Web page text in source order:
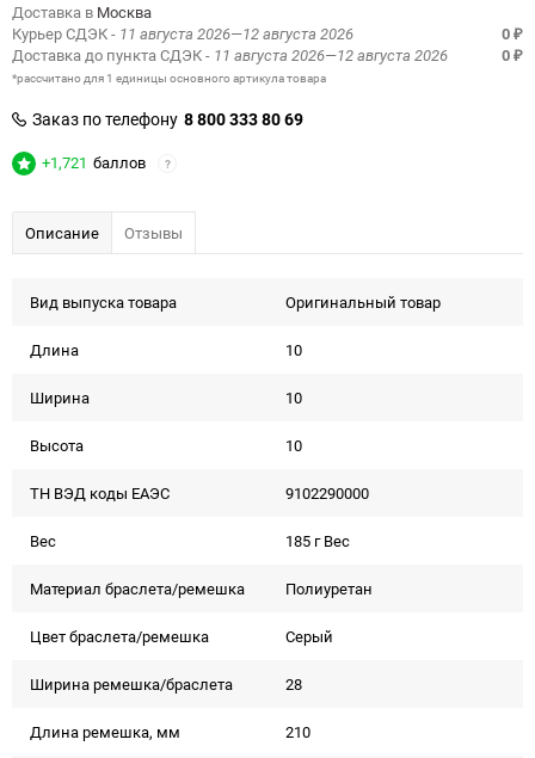
Доставка в Москва
Курьер СДЭК- 11 августа 2026—12 августа 2026 0 ₽
Доставка до пункта СДЭК- 11 августа 2026—12 августа 2026 0 ₽
*рассчитано для 1 единицы основного артикула товара
Заказ по телефону 8 800 333 80 69
+1,721 баллов ?
Описание Отзывы
Вид выпуска товара Оригинальный товар
Длина 10
Ширина 10
Высота 10
ТН ВЭД коды ЕАЭС 9102290000
Вес 185 г Вес
Материал браслета/ремешка Полиуретан
Цвет браслета/ремешка Серый
Ширина ремешка/браслета 28
Длина ремешка, мм 210